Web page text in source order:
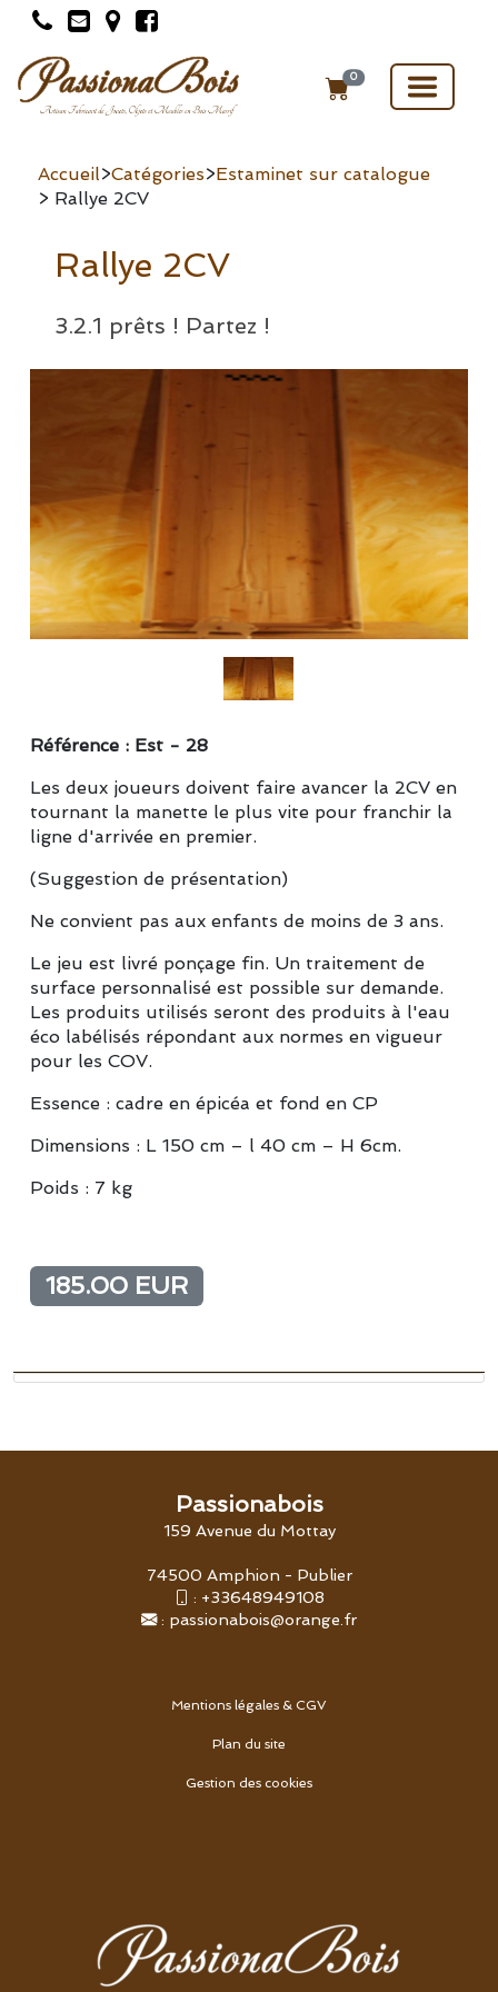
Toggle
0
Accueil>Catégories>Estaminet sur catalogue
> Rallye 2CV
Rallye 2CV
3.2.1 prêts ! Partez !
Référence : Est - 28
Les deux joueurs doivent faire avancer la 2CV en
tournant la manette le plus vite pour franchir la
ligne d'arrivée en premier.
(Suggestion de présentation)
Ne convient pas aux enfants de moins de 3 ans.
Le jeu est livré ponçage fin. Un traitement de
surface personnalisé est possible sur demande.
Les produits utilisés seront des produits à l'eau
éco labélisés répondant aux normes en vigueur
pour les COV.
Essence : cadre en épicéa et fond en CP
Dimensions : L 150 cm – l 40 cm – H 6cm.
Poids : 7 kg
185.00 EUR
Passionabois
159 Avenue du Mottay
74500 Amphion - Publier
: +33648949108
: passionabois@orange.fr
Mentions légales & CGV
Plan du site
Gestion des cookies